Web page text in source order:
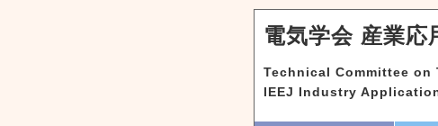
電気学会 産業応
Technical Committee
IEEJ Industry